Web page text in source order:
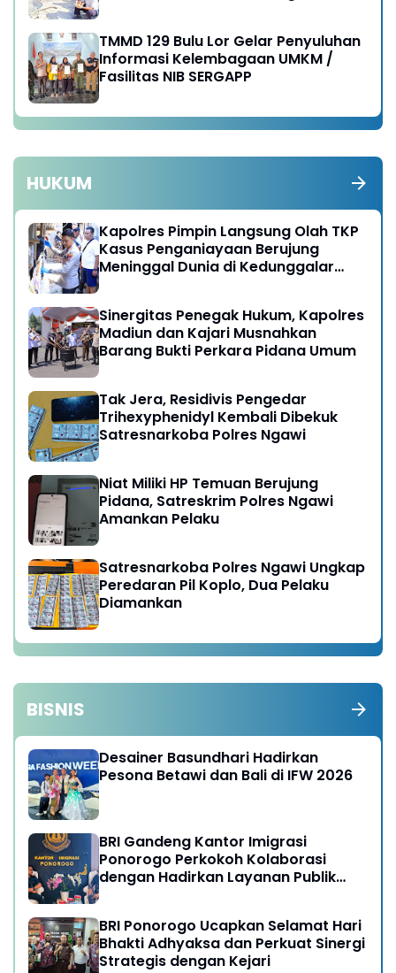
TMMD 129 Bulu Lor Gelar Penyuluhan
Informasi Kelembagaan UMKM /
Fasilitas NIB SERGAPP
HUKUM
Kapolres Pimpin Langsung Olah TKP
Kasus Penganiayaan Berujung
Meninggal Dunia di Kedunggalar
Sinergitas Penegak Hukum, Kapolres
Madiun dan Kajari Musnahkan
Barang Bukti Perkara Pidana Umum
Tak Jera, Residivis Pengedar
Trihexyphenidyl Kembali Dibekuk
Satresnarkoba Polres Ngawi
Niat Miliki HP Temuan Berujung
Pidana, Satreskrim Polres Ngawi
Amankan Pelaku
Satresnarkoba Polres Ngawi Ungkap
Peredaran Pil Koplo, Dua Pelaku
Diamankan
BISNIS
Desainer Basundhari Hadirkan
Pesona Betawi dan Bali di IFW 2026
BRI Gandeng Kantor Imigrasi
Ponorogo Perkokoh Kolaborasi
dengan Hadirkan Layanan Publik
BRI Ponorogo Ucapkan Selamat Hari
Bhakti Adhyaksa dan Perkuat Sinergi
Strategis dengan Kejari